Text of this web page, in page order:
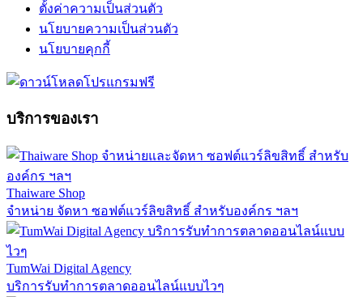
ตั้งค่าความเป็นส่วนตัว
นโยบายความเป็นส่วนตัว
นโยบายคุกกี้
บริการของเรา
Thaiware Shop
จำหน่าย จัดหา ซอฟต์แวร์ลิขสิทธิ์ สำหรับองค์กร ฯลฯ
TumWai Digital Agency
บริการรับทำการตลาดออนไลน์แบบไวๆ